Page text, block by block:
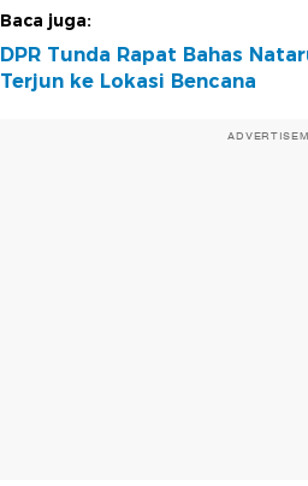
Baca juga:
DPR Tunda Rapat Bahas
Terjun ke Lokasi Bencana